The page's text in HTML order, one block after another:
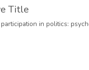
Title
in politics: